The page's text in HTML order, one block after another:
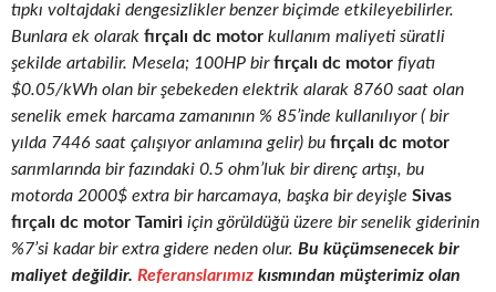
tıpkı voltajdaki dengesizlikler benzer biçimde etkileyebilirler.
Bunlara ek olarak fırçalı dc motor kullanım maliyeti süratli
şekilde artabilir. Mesela; 100HP birfırçalı dc motor fiyatı
$0.05/kWh olan bir şebekeden elektrik alarak 8760 saat olan
senelik emek harcama zamanının % 85’inde kullanılıyor ( bir
yılda 7446 saat çalışıyor anlamına gelir) bu fırçalı dc motor
sarımlarında bir fazındaki 0.5 ohm’luk bir direnç artışı, bu
motorda 2000$ extra bir harcamaya, başka bir deyişle Sivas
fırçalı dc motor Tamiri için görüldüğü üzere bir senelik giderinin
%7’si kadar bir extra gidere neden olur. Bu küçümsenecek bir
maliyet değildir. Referanslarımız kısmından müşterimiz olan